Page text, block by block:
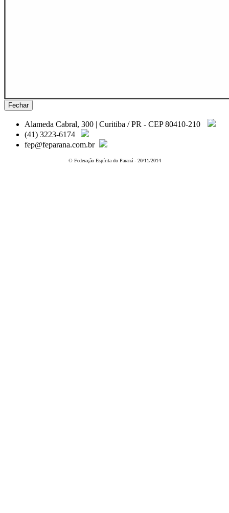
Fechar
Alameda Cabral, 300 | Curitiba / PR - CEP 80410-210
(41) 3223-6174
fep@feparana.com.br
© Federação Espírita do Paraná - 20/11/2014